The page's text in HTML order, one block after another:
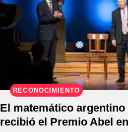
RECONOCIMIENTO
El matemático
recibió el Premio Abel